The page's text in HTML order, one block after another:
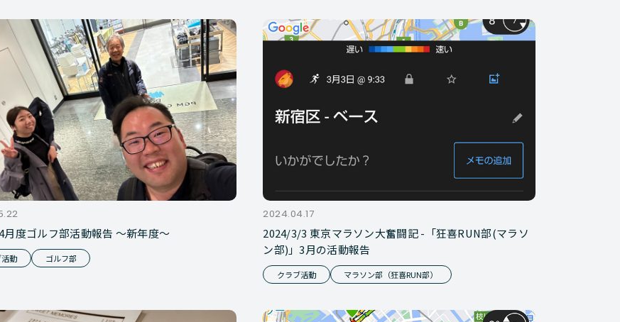
月度ゴルフ部活動報告 ～新年度～
動 ゴルフ部
2024.04.17
2024/3/3 東京マラソン大奮闘記 -「狂喜RUN部(マラソ
ン部)」3月の活動報告
クラブ活動 マラソン部（狂喜RUN部）